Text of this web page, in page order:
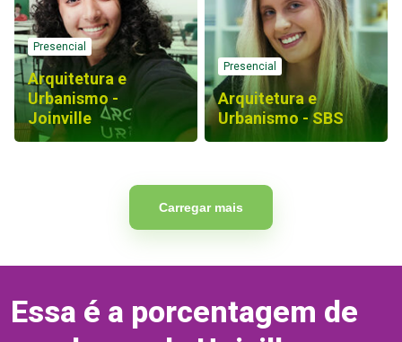
Presencial
Arquitetura e
Urbanismo -
Joinville
Presencial
Arquitetura e
Urbanismo - SBS
Carregar mais
Essa é a porcentagem de